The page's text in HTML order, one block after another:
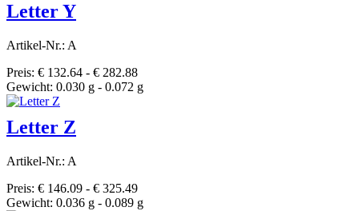
Letter Y
Artikel-Nr.: A
Preis: € 132.64 - € 282.88
Gewicht: 0.030 g - 0.072 g
Letter Z
Artikel-Nr.: A
Preis: € 146.09 - € 325.49
Gewicht: 0.036 g - 0.089 g